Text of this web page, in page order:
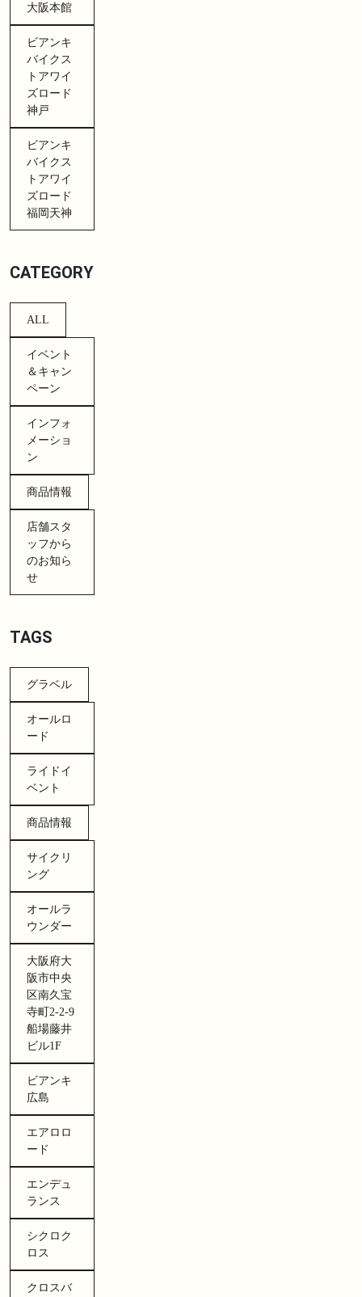
大阪本館
ビアンキ
バイクス
トアワイ
ズロード
神戸
ビアンキ
バイクス
トアワイ
ズロード
福岡天神
CATEGORY
ALL
イベント
＆キャン
ペーン
インフォ
メーショ
ン
商品情報
店舗スタ
ッフから
のお知ら
せ
TAGS
グラベル
オールロ
ード
ライドイ
ベント
商品情報
サイクリ
ング
オールラ
ウンダー
大阪府大
阪市中央
区南久宝
寺町2-2-9
船場藤井
ビル1F
ビアンキ
広島
エアロロ
ード
エンデュ
ランス
シクロク
ロス
クロスバ